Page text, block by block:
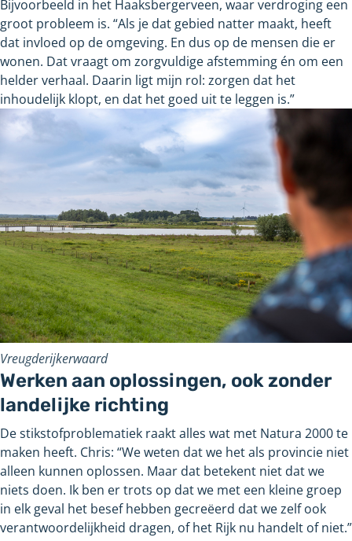
Bijvoorbeeld in het Haaksbergerveen, waar verdroging een
groot probleem is. “Als je dat gebied natter maakt, heeft
dat invloed op de omgeving. En dus op de mensen die er
wonen. Dat vraagt om zorgvuldige afstemming én om een
helder verhaal. Daarin ligt mijn rol: zorgen dat het
inhoudelijk klopt, en dat het goed uit te leggen is.”
Vreugderijkerwaard
Werken aan oplossingen, ook zonder
landelijke richting
De stikstofproblematiek raakt alles wat met Natura 2000 te
maken heeft. Chris: “We weten dat we het als provincie niet
alleen kunnen oplossen. Maar dat betekent niet dat we
niets doen. Ik ben er trots op dat we met een kleine groep
in elk geval het besef hebben gecreëerd dat we zelf ook
verantwoordelijkheid dragen, of het Rijk nu handelt of niet.”